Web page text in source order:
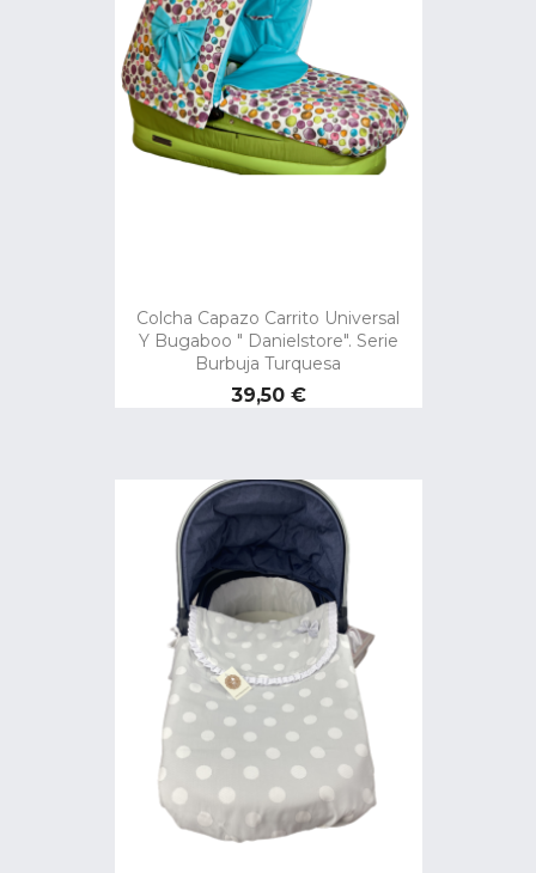
Colcha Capazo Carrito Universal
Y Bugaboo " Danielstore". Serie
Burbuja Turquesa
Precio
39,50 €